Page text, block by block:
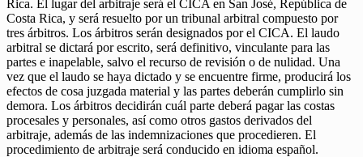
Rica. El lugar del arbitraje será el CICA en San José, República de
Costa Rica, y será resuelto por un tribunal arbitral compuesto por
tres árbitros. Los árbitros serán designados por el CICA. El laudo
arbitral se dictará por escrito, será definitivo, vinculante para las
partes e inapelable, salvo el recurso de revisión o de nulidad. Una
vez que el laudo se haya dictado y se encuentre firme, producirá los
efectos de cosa juzgada material y las partes deberán cumplirlo sin
demora. Los árbitros decidirán cuál parte deberá pagar las costas
procesales y personales, así como otros gastos derivados del
arbitraje, además de las indemnizaciones que procedieren. El
procedimiento de arbitraje será conducido en idioma español.